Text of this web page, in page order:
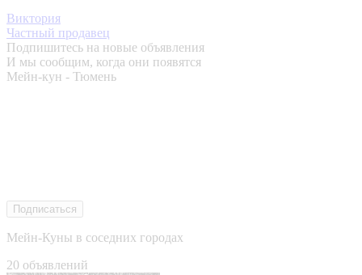
Виктория
Частный продавец
Подпишитесь на новые объявления
И мы сообщим, когда они появятся
Мейн-кун - Тюмень
Подписаться
Мейн-Куны в соседних городах
20 объявлений